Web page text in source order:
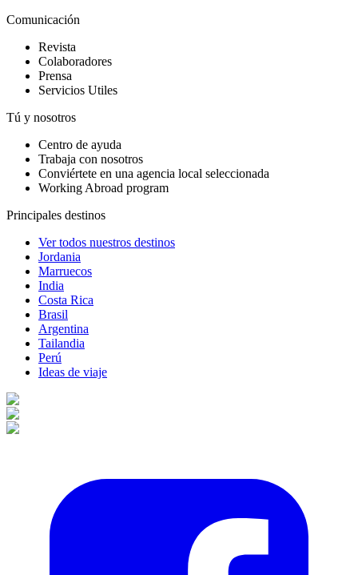
Comunicación
Revista
Colaboradores
Prensa
Servicios Utiles
Tú y nosotros
Centro de ayuda
Trabaja con nosotros
Conviértete en una agencia local seleccionada
Working Abroad program
Principales destinos
Ver todos nuestros destinos
Jordania
Marruecos
India
Costa Rica
Brasil
Argentina
Tailandia
Perú
Ideas de viaje